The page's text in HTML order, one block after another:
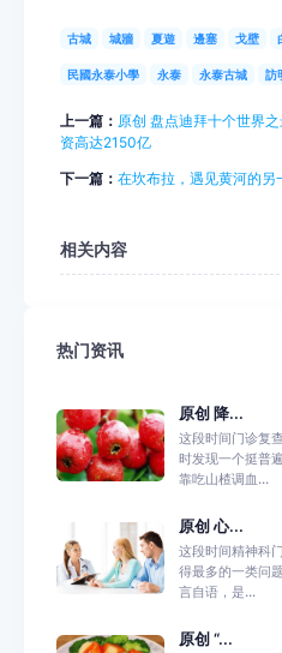
古城 城牆 夏遊 邊塞 戈壁
民國永泰小學 永泰 永泰古城 訪
上一篇： 原创 盘点迪拜十个世界
资高达2150亿
下一篇： 在坎布拉，遇见黄河的另
相关内容
热门资讯
原创 降...
这段时间门诊复
时发现一个挺普
靠吃山楂调血...
原创 心...
这段时间精神科
得最多的一类问
言自语，是...
原创 “...